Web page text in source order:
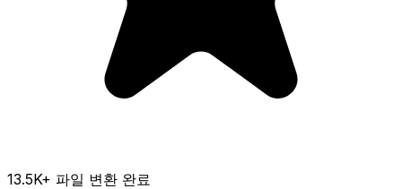
13.5K+ 파일 변환 완료